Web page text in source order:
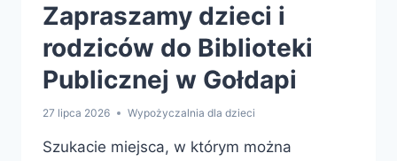
Zapraszamy dzieci i
rodziców do Biblioteki
Publicznej w Gołdapi
27 lipca 2026 Wypożyczalnia dla dzieci
Szukacie miejsca, w którym można